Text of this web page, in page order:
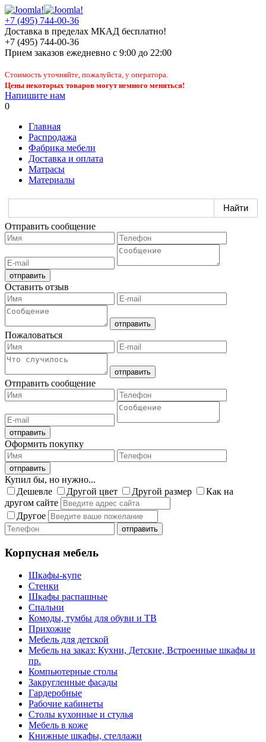
+7 (495) 744-00-36
Доставка в пределах МКАД бесплатно!
+7 (495) 744-00-36
Прием заказов ежедневно с 9:00 до 22:00
Стоимость уточняйте, пожалуйста, у оператора.
Цены некоторых товаров могут немного меняться!
Напишите нам
0
Главная
Распродажа
Фабрика мебели
Доставка и оплата
Матрасы
Материалы
Отправить сообщение
Оставить отзыв
Пожаловаться
Отправить сообщение
Оформить покупку
Купил бы, но нужно...
Дешевле
Другой цвет Другой размер
Как на
другом сайте
Другое
Корпусная мебель
Шкафы-купе
Стенки
Шкафы распашные
Спальни
Комоды, тумбы для обуви и ТВ
Прихожие
Мебель для детской
Мебель на заказ: Кухни, Детские, Встроенные шкафы и
пр.
Компьютерные столы
Закругленные фасады
Гардеробные
Рабочие кабинеты
Столы кухонные и стулья
Мебель в коже
Книжные шкафы, стеллажи